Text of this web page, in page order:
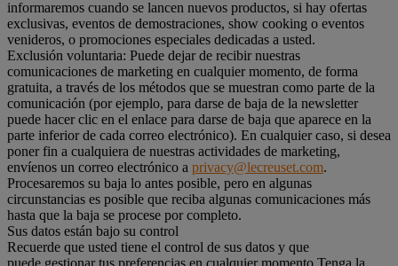
informaremos cuando se lancen nuevos productos, si hay ofertas
exclusivas, eventos de demostraciones, show cooking o eventos
venideros, o promociones especiales dedicadas a usted.
Exclusión voluntaria: Puede dejar de recibir nuestras
comunicaciones de marketing en cualquier momento, de forma
gratuita, a través de los métodos que se muestran como parte de la
comunicación (por ejemplo, para darse de baja de la newsletter
puede hacer clic en el enlace para darse de baja que aparece en la
parte inferior de cada correo electrónico). En cualquier caso, si desea
poner fin a cualquiera de nuestras actividades de marketing,
envíenos un correo electrónico a privacy@lecreuset.com.
Procesaremos su baja lo antes posible, pero en algunas
circunstancias es posible que reciba algunas comunicaciones más
hasta que la baja se procese por completo.
Sus datos están bajo su control
Recuerde que usted tiene el control de sus datos y que